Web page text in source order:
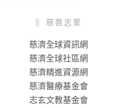
慈善志業
慈濟全球資訊網
慈濟全球社區網
慈濟精進資源網
慈濟醫療基金會
志玄文教基金會